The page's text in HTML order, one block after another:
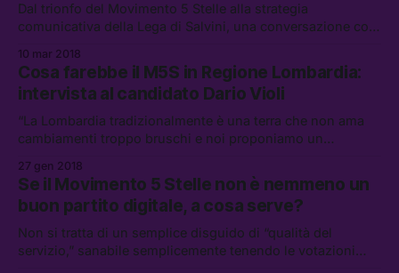
Dal trionfo del Movimento 5 Stelle alla strategia
comunicativa della Lega di Salvini, una conversazione con
10 mar 2018
Cosa farebbe il M5S in Regione Lombardia:
intervista al candidato Dario Violi
“La Lombardia tradizionalmente è una terra che non ama
cambiamenti troppo bruschi e noi proponiamo un
27 gen 2018
Se il Movimento 5 Stelle non è nemmeno un
buon partito digitale, a cosa serve?
Non si tratta di un semplice disguido di “qualità del
servizio,” sanabile semplicemente tenendo le votazioni